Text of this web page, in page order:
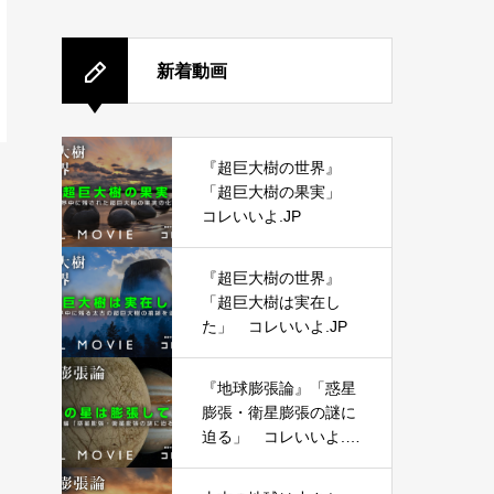
新着動画
『超巨大樹の世界』
「超巨大樹の果実」
コレいいよ.JP
『超巨大樹の世界』
「超巨大樹は実在し
た」 コレいいよ.JP
『地球膨張論』「惑星
膨張・衛星膨張の謎に
迫る」 コレいいよ.J